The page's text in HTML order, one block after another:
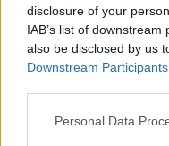
disclosure of your
IAB’s list of
also be disclosed by us
Downstream Participants
Please note that this
Personal Data